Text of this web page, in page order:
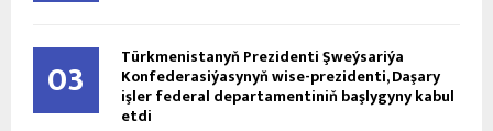
03 Türkmenistanyň Prezidenti Şweýsariýa
Konfederasiýasynyň wise-prezidenti, Daşary
işler federal departamentiniň başlygyny kabul
etdi